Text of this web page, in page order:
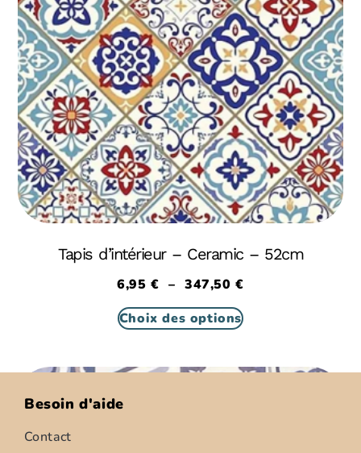
Tapis d’intérieur – Ceramic – 52cm
6,95€ – 347,50€
Choix des options
Besoin d'aide
Contact